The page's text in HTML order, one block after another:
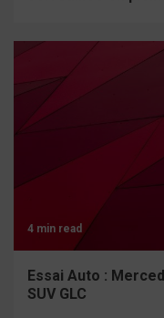
4 min read
Essai Auto :
SUV GLC